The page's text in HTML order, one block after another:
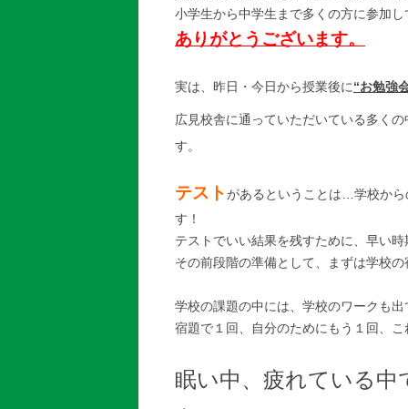
小学生から中学生まで多くの方に参加し
ありがとうございます。
実は、昨日・今日から授業後に“お勉強
広見校舎に通っていただいている多くの
す。
テストがあるということは…学校から
す！
テストでいい結果を残すために、早い
その前段階の準備として、まずは学校
学校の課題の中には、学校のワークも出
宿題で１回、自分のためにもう１回、
眠い中、疲れている